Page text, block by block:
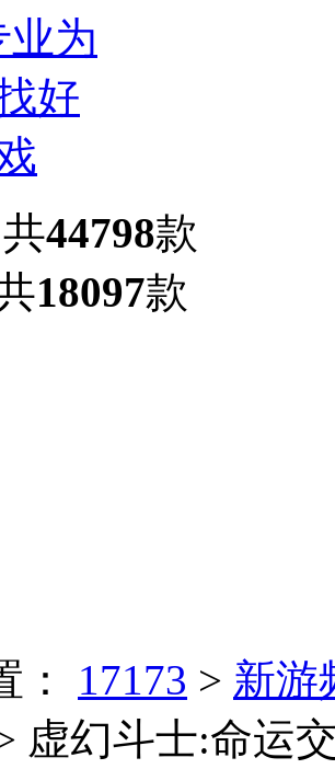
共44798款
18097款
： 17173 > 新游
虚幻斗士:命运